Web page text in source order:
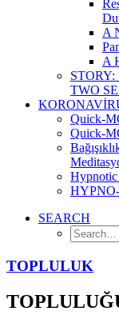
A
A
TWO
Quick-
Quick-
Hypnotic
SEARCH
TOPLULUK